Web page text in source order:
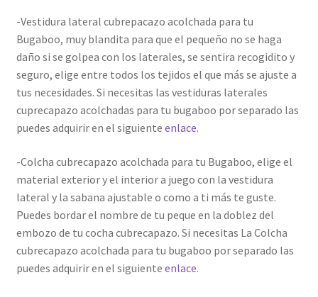
-Vestidura lateral cubrepacazo acolchada para tu
Bugaboo, muy blandita para que el pequeño no se haga
daño si se golpea con los laterales, se sentira recogidito y
seguro, elige entre todos los tejidos el que más se ajuste a
tus necesidades. Si necesitas las vestiduras laterales
cuprecapazo acolchadas para tu bugaboo por separado las
puedes adquirir en el siguiente enlace.
-Colcha cubrecapazo acolchada para tu Bugaboo, elige el
material exterior y el interior a juego con la vestidura
lateral y la sabana ajustable o como a ti más te guste.
Puedes bordar el nombre de tu peque en la doblez del
embozo de tu cocha cubrecapazo. Si necesitas La Colcha
cubrecapazo acolchada para tu bugaboo por separado las
puedes adquirir en el siguiente enlace.